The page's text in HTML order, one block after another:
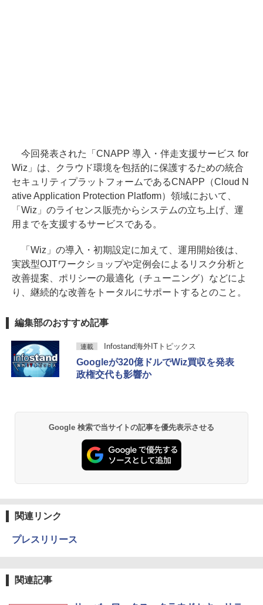
今回発表された「CNAPP 導入・伴走支援サービス for
Wiz」は、クラウド環境を包括的に保護するための統合
セキュリティプラットフォームであるCNAPP（Cloud N
ative Application Protection Platform）領域において、
「Wiz」のライセンス販売からシステムの立ち上げ、運
用までを支援するサービスである。
「Wiz」の導入・初期設定に加えて、運用開始後は、
実践型OJTワークショップや定例会によるリスク分析と
改善提案、ポリシーの最適化（チューニング）などによ
り、継続的な改善をトータルにサポートするとのこと。
編集部のおすすめ記事
連載 Infostand海外ITトピックス
Googleが320億ドルでWiz買収を発表
政権交代も影響か
Google 検索で当サイトの記事を優先表示させる
関連リンク
プレスリリース
関連記事